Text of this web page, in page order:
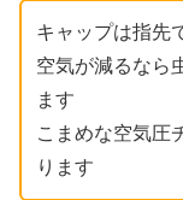
キャップは指先
空気が減るなら
ます
こまめな空気圧
ります